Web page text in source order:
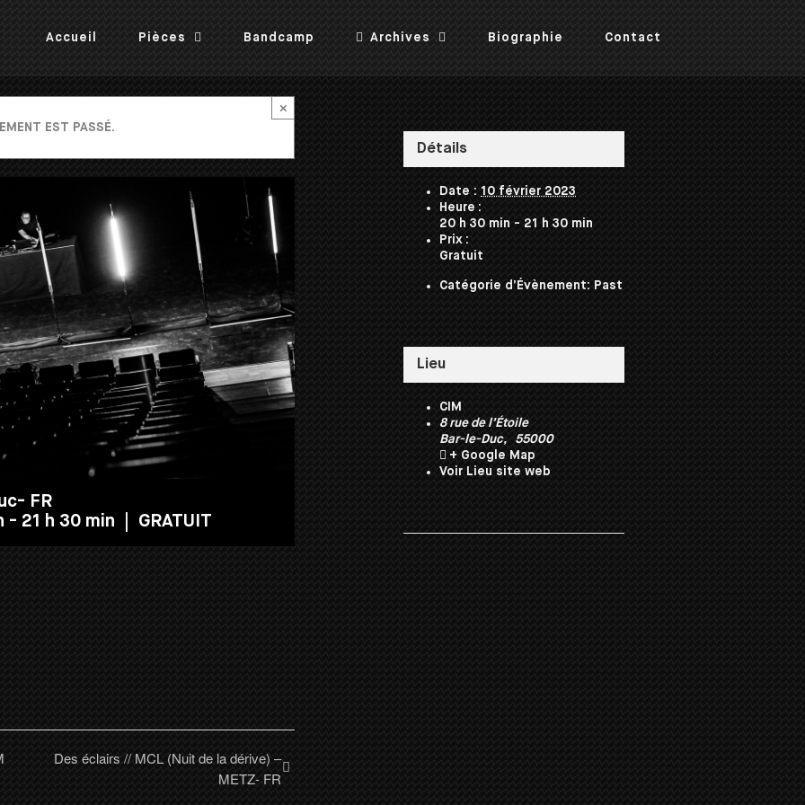
Accueil Pièces Bandcamp Archives Biographie Contact
EST PASSÉ.
×
FR
- 21 h 30 min GRATUIT
Des éclairs // MCL (Nuit de la dérive) –
METZ- FR
Détails
Date : 10 février 2023
Heure :
20 h 30 min - 21 h 30 min
Prix :
Gratuit
Catégorie d’Évènement: Past
Lieu
CIM
8 rue de l’Étoile
Bar-le-Duc,
55000
+ Google Map
Voir Lieu site web